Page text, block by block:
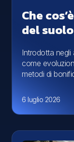
Che
del suolo
Introdotta negli
come
metodi di
6 luglio 2026